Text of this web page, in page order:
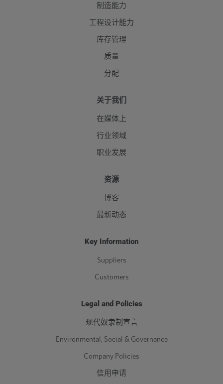
制造能力
工程设计能力
库存管理
质量
分配
关于我们
在媒体上
行业领域
职业发展
资源
博客
最新动态
Key Information
Suppliers
Customers
Legal and Policies
现代奴隶制宣言
Environmental, Social & Governance
Company Policies
信用申请